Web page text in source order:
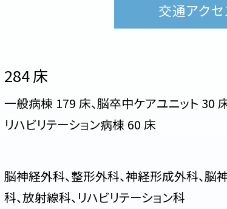
交通アクセ
284床
一般病棟 179 床、脳卒中ケアユニット 30
リハビリテーション病棟 60 床
脳神経外科、整形外科、神経形成外科、脳
科、放射線科、リハビリテーション科